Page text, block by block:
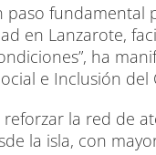
paso
en Lanzarote,
ha
e Inclusión
la red de
la isla, con